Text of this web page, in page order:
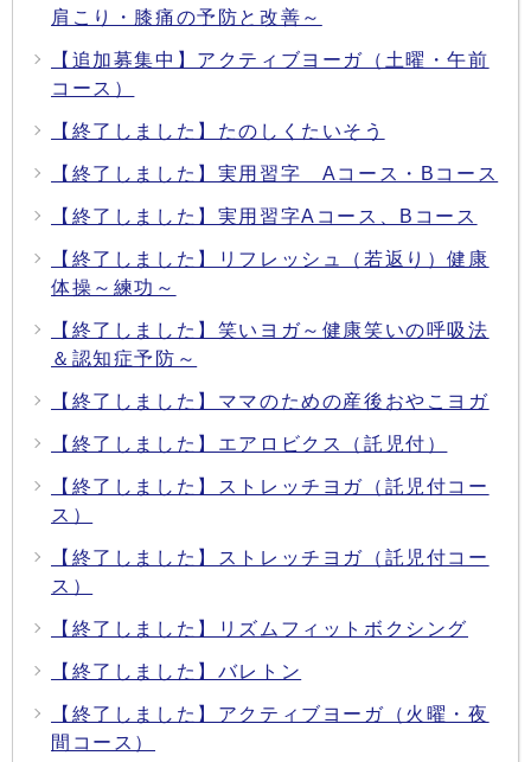
肩こり・膝痛の予防と改善～
【追加募集中】アクティブヨーガ（土曜・午前
コース）
【終了しました】たのしくたいそう
【終了しました】実用習字 Aコース・Bコース
【終了しました】実用習字Aコース、Bコース
【終了しました】リフレッシュ（若返り）健康
体操～練功～
【終了しました】笑いヨガ～健康笑いの呼吸法
＆認知症予防～
【終了しました】ママのための産後おやこヨガ
【終了しました】エアロビクス（託児付）
【終了しました】ストレッチヨガ（託児付コー
ス）
【終了しました】ストレッチヨガ（託児付コー
ス）
【終了しました】リズムフィットボクシング
【終了しました】バレトン
【終了しました】アクティブヨーガ（火曜・夜
間コース）